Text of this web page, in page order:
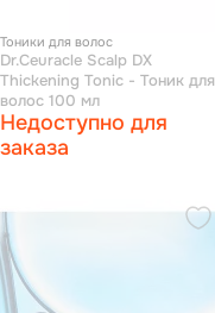
Тоники для волос
Dr.Ceuracle Scalp DX
Thickening Tonic - Тоник для
волос 100 мл
Недоступно для
заказа